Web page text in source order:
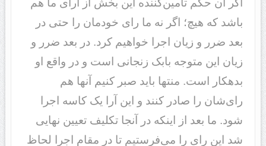
باشد که هیچ؛ اگر نه ما رای خودمان را حتی در
بعد ضرر و زیان اجرا خواهیم کرد. در بعد ضرر و
زیان این متوجه بابک زنجانی است و در واقع او
بدهکار است. منتها باید صبر کنیم آنها هم
رای‌شان را صادر کنند و این آرا یک کاسه اجرا
شود. ما بعد از اینکه در آنجا تکلیف تعیین نهایی
شد این رای را می‌فرستیم تا در مقام اجرا لحاظ